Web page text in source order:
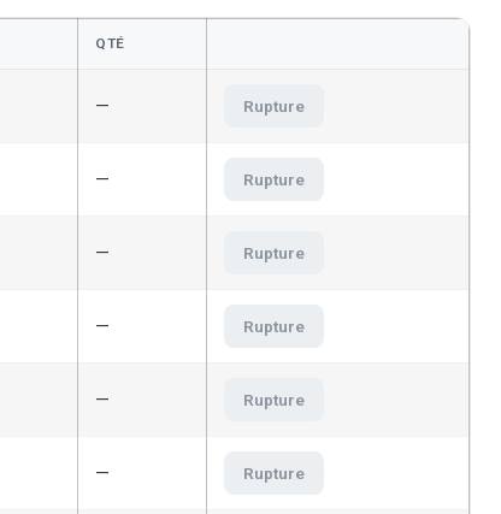
QTÉ
— Rupture
— Rupture
— Rupture
— Rupture
— Rupture
— Rupture